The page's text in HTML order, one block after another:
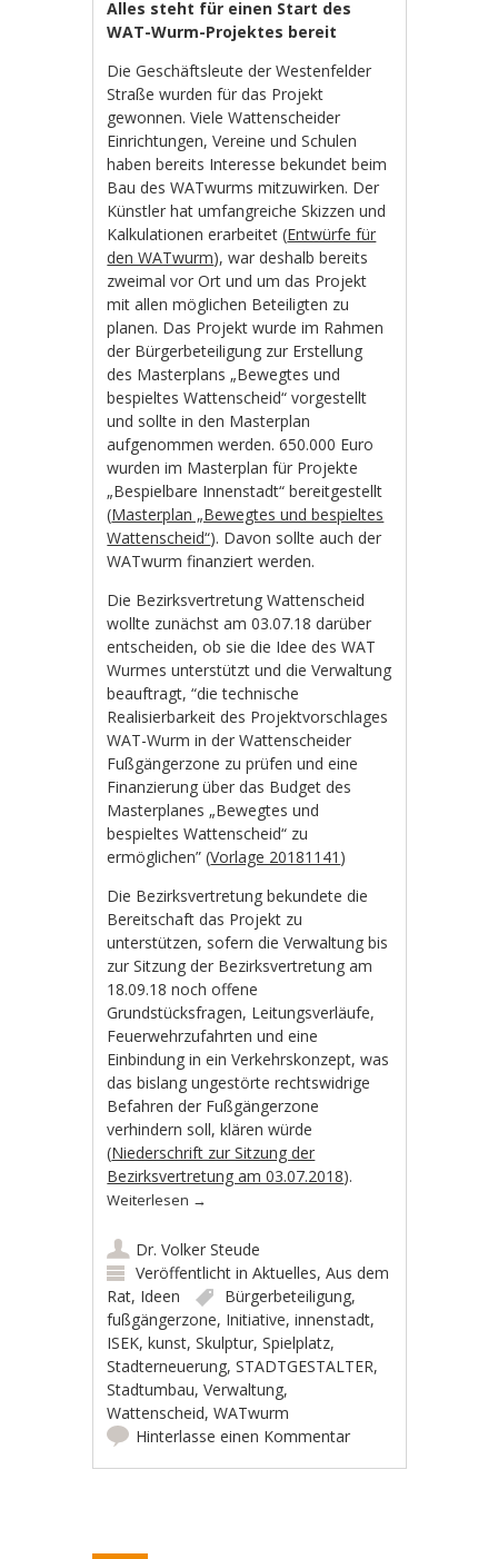
Alles steht für einen Start des
WAT-Wurm-Projektes bereit
Die Geschäftsleute der Westenfelder
Straße wurden für das Projekt
gewonnen. Viele Wattenscheider
Einrichtungen, Vereine und Schulen
haben bereits Interesse bekundet beim
Bau des WATwurms mitzuwirken. Der
Künstler hat umfangreiche Skizzen und
Kalkulationen erarbeitet (Entwürfe für
den WATwurm), war deshalb bereits
zweimal vor Ort und um das Projekt
mit allen möglichen Beteiligten zu
planen. Das Projekt wurde im Rahmen
der Bürgerbeteiligung zur Erstellung
des Masterplans „Bewegtes und
bespieltes Wattenscheid“ vorgestellt
und sollte in den Masterplan
aufgenommen werden. 650.000 Euro
wurden im Masterplan für Projekte
„Bespielbare Innenstadt“ bereitgestellt
(Masterplan „Bewegtes und bespieltes
Wattenscheid“). Davon sollte auch der
WATwurm finanziert werden.
Die Bezirksvertretung Wattenscheid
wollte zunächst am 03.07.18 darüber
entscheiden, ob sie die Idee des WAT
Wurmes unterstützt und die Verwaltung
beauftragt, “die technische
Realisierbarkeit des Projektvorschlages
WAT-Wurm in der Wattenscheider
Fußgängerzone zu prüfen und eine
Finanzierung über das Budget des
Masterplanes „Bewegtes und
bespieltes Wattenscheid“ zu
ermöglichen” (Vorlage 20181141 )
Die Bezirksvertretung bekundete die
Bereitschaft das Projekt zu
unterstützen, sofern die Verwaltung bis
zur Sitzung der Bezirksvertretung am
18.09.18 noch offene
Grundstücksfragen, Leitungsverläufe,
Feuerwehrzufahrten und eine
Einbindung in ein Verkehrskonzept, was
das bislang ungestörte rechtswidrige
Befahren der Fußgängerzone
verhindern soll, klären würde
(Niederschrift zur Sitzung der
Bezirksvertretung am 03.07.2018).
Weiterlesen →
Dr. Volker Steude
Veröffentlicht inAktuelles,Aus dem
Rat, Ideen Bürgerbeteiligung,
fußgängerzone, Initiative,innenstadt,
ISEK,kunst,Skulptur,Spielplatz,
Stadterneuerung,STADTGESTALTER,
Stadtumbau,Verwaltung,
Wattenscheid,WATwurm
Hinterlasse einen Kommentar